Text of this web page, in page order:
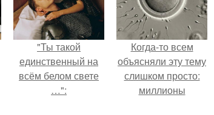
"Ты такой
единственный на
всём белом свете
…":
Когда-то всем
объясняли эту тему
слишком просто:
миллионы